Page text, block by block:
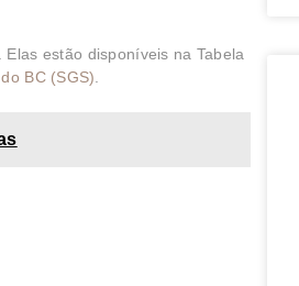
estão disponíveis na Tabela
BC (SGS)